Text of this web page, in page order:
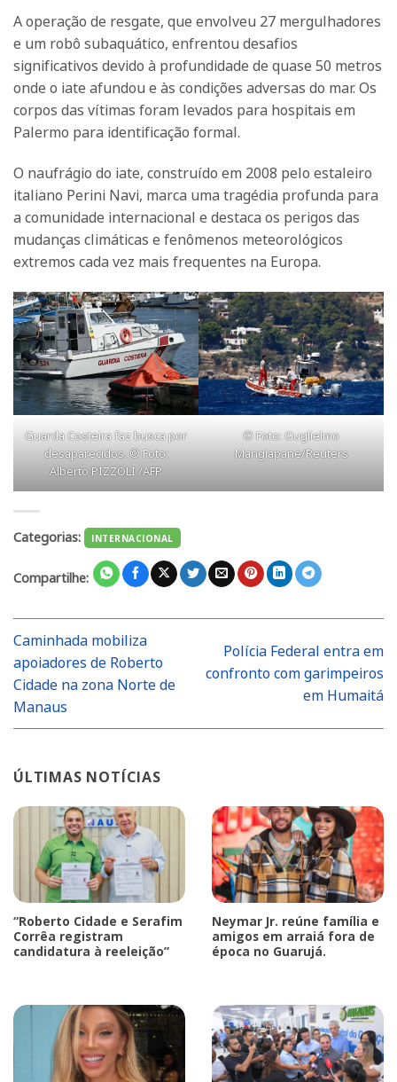
A operação de resgate, que envolveu 27 mergulhadores
e um robô subaquático, enfrentou desafios
significativos devido à profundidade de quase 50 metros
onde o iate afundou e às condições adversas do mar. Os
corpos das vítimas foram levados para hospitais em
Palermo para identificação formal.
O naufrágio do iate, construído em 2008 pelo estaleiro
italiano Perini Navi, marca uma tragédia profunda para
a comunidade internacional e destaca os perigos das
mudanças climáticas e fenômenos meteorológicos
extremos cada vez mais frequentes na Europa.
Guarda Costeira faz busca por
desaparecidos. © Foto:
Alberto PIZZOLI /AFP
© Foto: Guglielmo
Mangiapane/Reuters
Categorias: INTERNACIONAL
Compartilhe:
Caminhada mobiliza
apoiadores de Roberto
Cidade na zona Norte de
Manaus
Polícia Federal entra em
confronto com garimpeiros
em Humaitá
ÚLTIMAS NOTÍCIAS
“Roberto Cidade e Serafim
Corrêa registram
candidatura à reeleição”
Neymar Jr. reúne família e
amigos em arraiá fora de
época no Guarujá.